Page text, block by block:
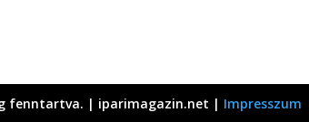
fenntartva. | iparimagazin.net | Impresszum